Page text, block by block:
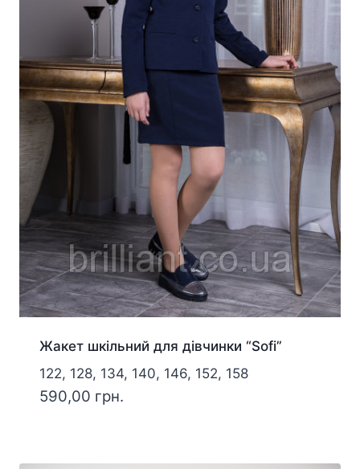
Жакет шкільний для дівчинки “Sofi”
122, 128, 134, 140, 146, 152, 158
590,00 грн.